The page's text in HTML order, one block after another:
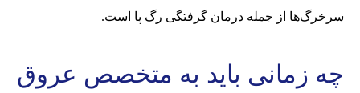
سرخرگ‌ها از جمله درمان گرفتگی رگ پا است.
چه زمانی باید به متخصص عروق